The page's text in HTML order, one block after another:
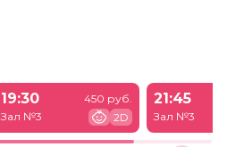
19:30
Зал №3
450 руб.
2D
21:45
Зал №3